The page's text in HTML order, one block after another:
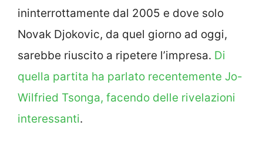
ininterrottamente dal 2005 e dove solo
Novak Djokovic, da quel giorno ad oggi,
sarebbe riuscito a ripetere l’impresa. Di
quella partita ha parlato recentemente Jo-
Wilfried Tsonga, facendo delle rivelazioni
interessanti.